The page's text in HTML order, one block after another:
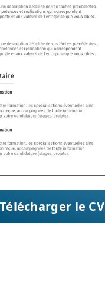
Télécharger le CV